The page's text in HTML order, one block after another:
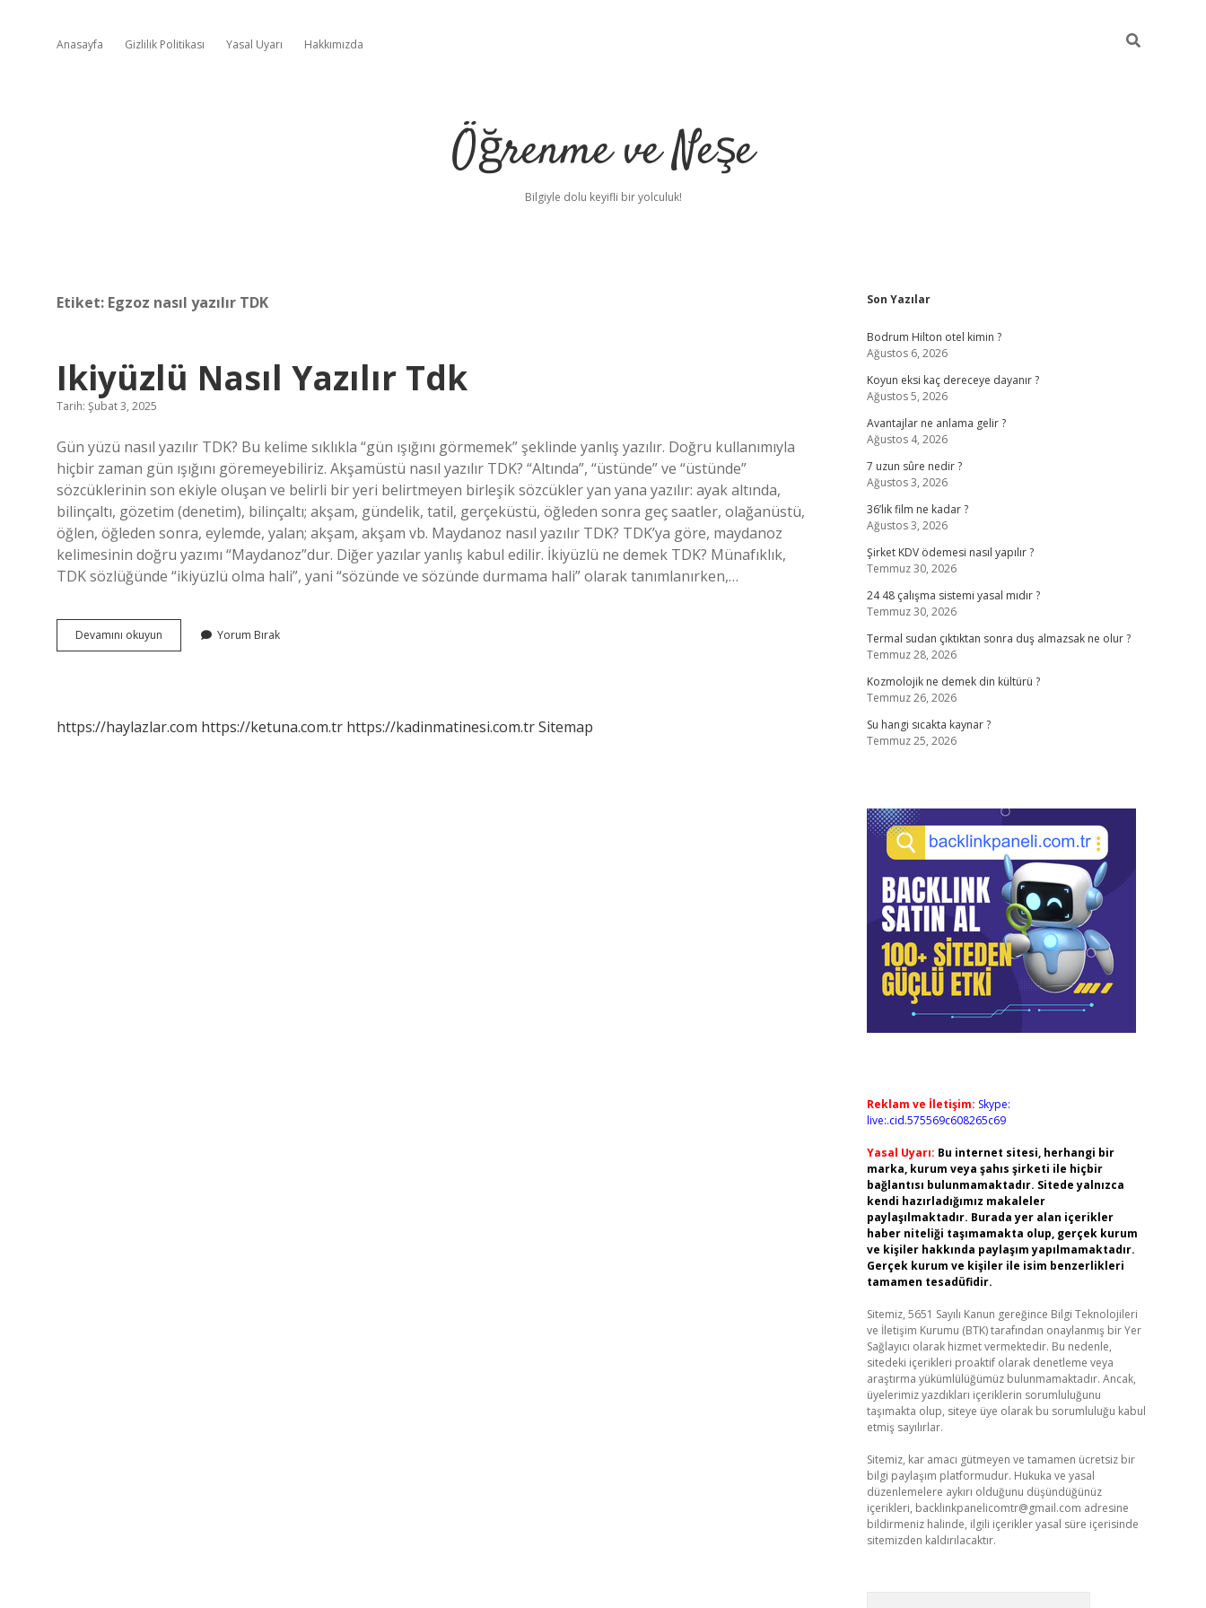
Anasayfa Gizlilik Politikası Yasal Uyarı Hakkımızda
Öğrenme ve Neşe
Bilgiyle dolu keyifli bir yolculuk!
Etiket: Egzoz nasıl yazılır TDK
Ikiyüzlü Nasıl Yazılır Tdk
Tarih: Şubat 3, 2025
Gün yüzü nasıl yazılır TDK? Bu kelime sıklıkla “gün ışığını görmemek” şeklinde yanlış yazılır. Doğru kullanımıyla
hiçbir zaman gün ışığını göremeyebiliriz. Akşamüstü nasıl yazılır TDK? “Altında”, “üstünde” ve “üstünde”
sözcüklerinin son ekiyle oluşan ve belirli bir yeri belirtmeyen birleşik sözcükler yan yana yazılır: ayak altında,
bilinçaltı, gözetim (denetim), bilinçaltı; akşam, gündelik, tatil, gerçeküstü, öğleden sonra geç saatler, olağanüstü,
öğlen, öğleden sonra, eylemde, yalan; akşam, akşam vb. Maydanoz nasıl yazılır TDK? TDK’ya göre, maydanoz
kelimesinin doğru yazımı “Maydanoz”dur. Diğer yazılar yanlış kabul edilir. İkiyüzlü ne demek TDK? Münafıklık,
TDK sözlüğünde “ikiyüzlü olma hali”, yani “sözünde ve sözünde durmama hali” olarak tanımlanırken,…
Devamını okuyun
Nasıl
Yorum Bırak
https://haylazlar.com https://ketuna.com.tr https://kadinmatinesi.com.trSitemap
Sidebar
Son Yazılar
Bodrum Hilton otel kimin ?
Ağustos 6, 2026
Koyun eksi kaç dereceye dayanır ?
Ağustos 5, 2026
Avantajlar ne anlama gelir ?
Ağustos 4, 2026
7 uzun sûre nedir ?
Ağustos 3, 2026
36’lık film ne kadar ?
Ağustos 3, 2026
Şirket KDV ödemesi nasıl yapılır ?
Temmuz 30, 2026
24 48 çalışma sistemi yasal mıdır ?
Temmuz 30, 2026
Termal sudan çıktıktan sonra duş almazsak ne olur ?
Temmuz 28, 2026
Kozmolojik ne demek din kültürü ?
Temmuz 26, 2026
Su hangi sıcakta kaynar ?
Temmuz 25, 2026
Reklam ve İletişim: Skype:
live:.cid.575569c608265c69
Yasal Uyarı: Bu internet sitesi, herhangi bir
marka, kurum veya şahıs şirketi ile hiçbir
bağlantısı bulunmamaktadır. Sitede yalnızca
kendi hazırladığımız makaleler
paylaşılmaktadır. Burada yer alan içerikler
haber niteliği taşımamakta olup, gerçek kurum
ve kişiler hakkında paylaşım yapılmamaktadır.
Gerçek kurum ve kişiler ile isim benzerlikleri
tamamen tesadüfidir.
Sitemiz, 5651 Sayılı Kanun gereğince Bilgi Teknolojileri
ve İletişim Kurumu (BTK) tarafından onaylanmış bir Yer
Sağlayıcı olarak hizmet vermektedir. Bu nedenle,
sitedeki içerikleri proaktif olarak denetleme veya
araştırma yükümlülüğümüz bulunmamaktadır. Ancak,
üyelerimiz yazdıkları içeriklerin sorumluluğunu
taşımakta olup, siteye üye olarak bu sorumluluğu kabul
etmiş sayılırlar.
Sitemiz, kar amacı gütmeyen ve tamamen ücretsiz bir
bilgi paylaşım platformudur. Hukuka ve yasal
düzenlemelere aykırı olduğunu düşündüğünüz
içerikleri, backlinkpanelicomtr@gmail.com adresine
bildirmeniz halinde, ilgili içerikler yasal süre içerisinde
sitemizden kaldırılacaktır.
ilbetbetcipiabellacasino sitesi